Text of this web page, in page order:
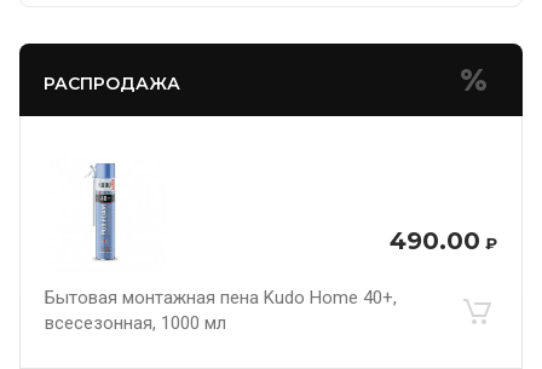
РАСПРОДАЖА
490.00 ₽
Бытовая монтажная пена Kudo Home 40+,
всесезонная, 1000 мл